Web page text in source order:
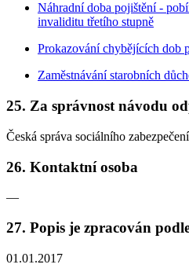
Náhradní doba pojištění -
invaliditu třetího stupně
Prokazování chybějících dob
Zaměstnávání starobních
25. Za správnost návodu
Česká správa sociálního
26. Kontaktní osoba
—
27. Popis je zpracován
01.01.2017